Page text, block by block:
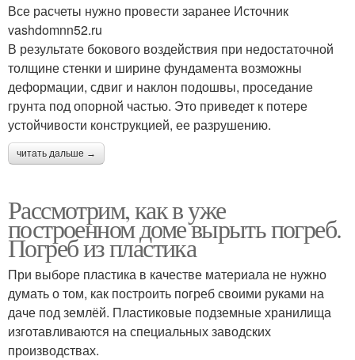
Все расчеты нужно провести заранее Источник
vashdomnn52.ru
В результате бокового воздействия при недостаточной
толщине стенки и ширине фундамента возможны
деформации, сдвиг и наклон подошвы, проседание
грунта под опорной частью. Это приведет к потере
устойчивости конструкцией, ее разрушению.
читать дальше →
Рассмотрим, как в уже
построенном доме вырыть погреб.
Погреб из пластика
При выборе пластика в качестве материала не нужно
думать о том, как построить погреб своими руками на
даче под землёй. Пластиковые подземные хранилища
изготавливаются на специальных заводских
производствах.